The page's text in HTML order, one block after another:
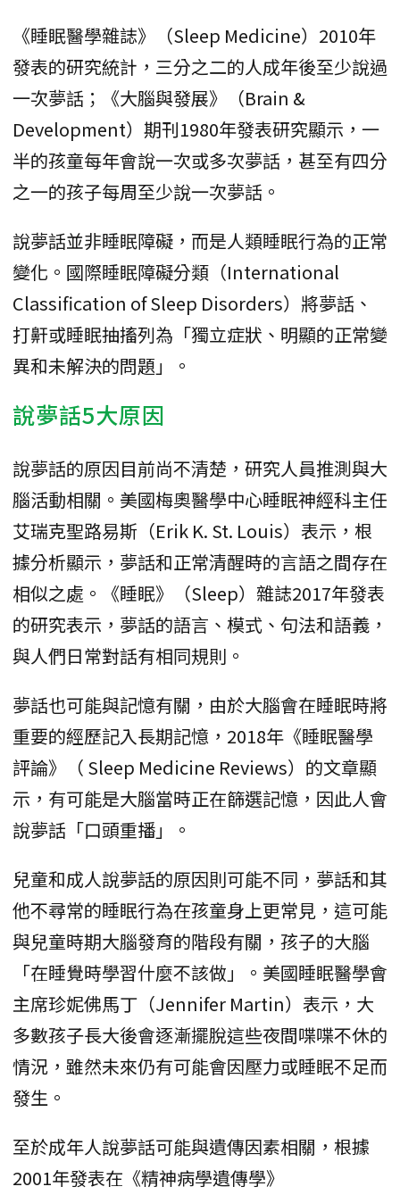
《睡眠醫學雜誌》（Sleep Medicine）2010年
發表的研究統計，三分之二的人成年後至少說過
一次夢話；《大腦與發展》（Brain &
Development）期刊1980年發表研究顯示，一
半的孩童每年會說一次或多次夢話，甚至有四分
之一的孩子每周至少說一次夢話。
說夢話並非睡眠障礙，而是人類睡眠行為的正常
變化。國際睡眠障礙分類（International
Classification of Sleep Disorders）將夢話、
打鼾或睡眠抽搐列為「獨立症狀、明顯的正常變
異和未解決的問題」。
說夢話5大原因
說夢話的原因目前尚不清楚，研究人員推測與大
腦活動相關。美國梅奧醫學中心睡眠神經科主任
艾瑞克聖路易斯（Erik K. St. Louis）表示，根
據分析顯示，夢話和正常清醒時的言語之間存在
相似之處。《睡眠》（Sleep）雜誌2017年發表
的研究表示，夢話的語言、模式、句法和語義，
與人們日常對話有相同規則。
夢話也可能與記憶有關，由於大腦會在睡眠時將
重要的經歷記入長期記憶，2018年《睡眠醫學
評論》（ Sleep Medicine Reviews）的文章顯
示，有可能是大腦當時正在篩選記憶，因此人會
說夢話「口頭重播」。
兒童和成人說夢話的原因則可能不同，夢話和其
他不尋常的睡眠行為在孩童身上更常見，這可能
與兒童時期大腦發育的階段有關，孩子的大腦
「在睡覺時學習什麼不該做」。美國睡眠醫學會
主席珍妮佛馬丁（Jennifer Martin）表示，大
多數孩子長大後會逐漸擺脫這些夜間喋喋不休的
情況，雖然未來仍有可能會因壓力或睡眠不足而
發生。
至於成年人說夢話可能與遺傳因素相關，根據
2001年發表在《精神病學遺傳學》